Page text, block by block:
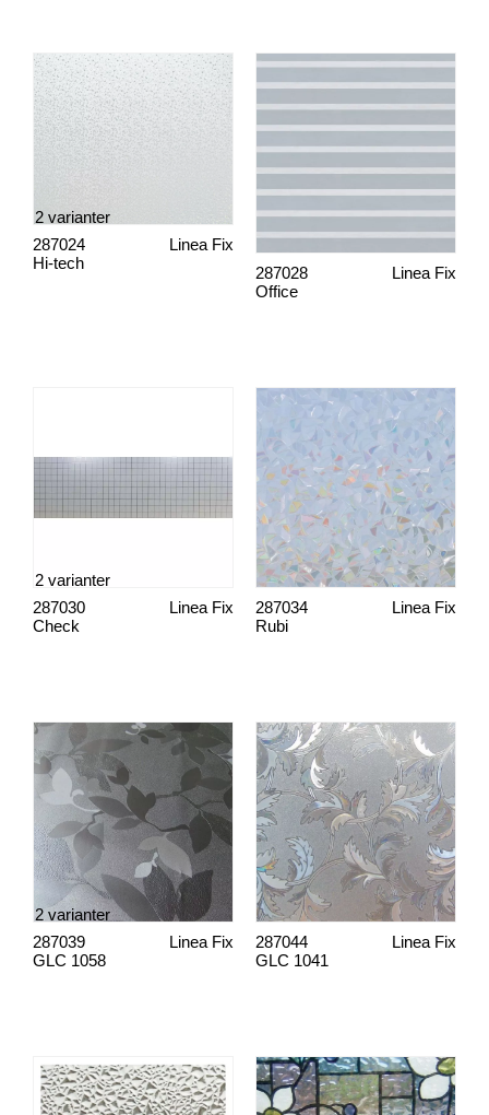
Hi-tech
Linea Fix
287024
2 varianter
Office
Linea Fix
287028
Check
Linea Fix
287030
2 varianter
Rubi
Linea Fix
287034
GLC 1058
Linea Fix
287039
2 varianter
GLC 1041
Linea Fix
287044